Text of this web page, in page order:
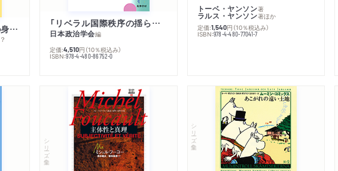
ＡＩにはない「思考力」の身につけ方
「リベラル国際秩序の揺らぎ」再考 年報政治学２０２６‐Ⅰ
日本政治学会編
定価:4,510円 （10％税込み）
ISBN:978-4-480-86752-0
トーベ・ヤンソン著
ラルス・ヤンソン著ほか
定価:1,540円 （10％税込み）
ISBN:978-4-480-77041-7
シリーズ・全集
シリーズ・全集